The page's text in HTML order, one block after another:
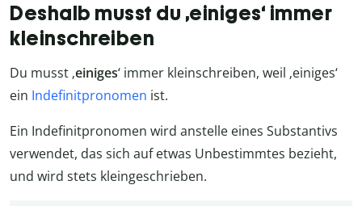
Deshalb musst du ‚einiges‘ immer
kleinschreiben
Du musst ‚einiges‘ immer kleinschreiben, weil ‚einiges‘
ein Indefinitpronomen ist.
Ein Indefinitpronomen wird anstelle eines Substantivs
verwendet, das sich auf etwas Unbestimmtes bezieht,
und wird stets kleingeschrieben.